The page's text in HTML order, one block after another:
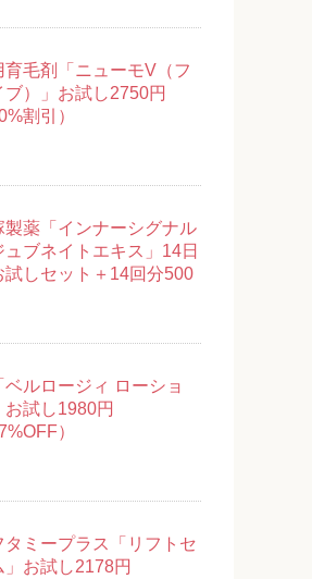
育毛剤「ニューモV（フ
ブ）」お試し2750円
割引）
製薬「インナーシグナル
ュブネイトエキス」14日
試しセット＋14回分500
ベルロージィ ローショ
お試し1980円
）
タミープラス「リフトセ
」お試し2178円